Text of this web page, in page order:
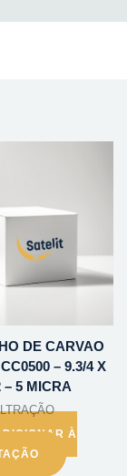
DE CARVAO
– 9.3/4 X
– 5 MICRA
À